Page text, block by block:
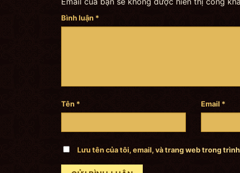
Bình luận *
Tên * Email *
Lưu tên của tôi, email, và trang web trong